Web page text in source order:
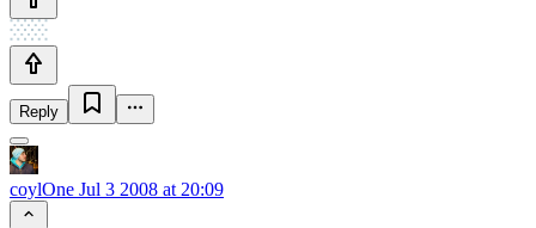
Reply
coylOne Jul 3 2008 at 20:09